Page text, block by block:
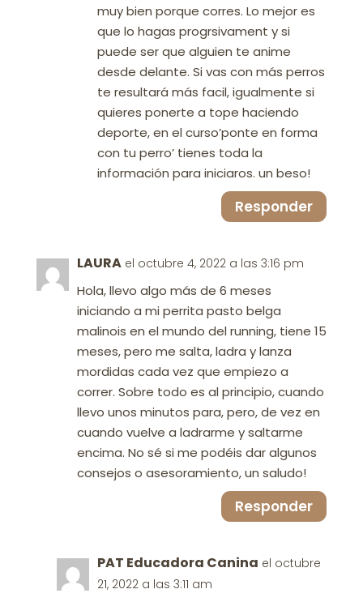
muy bien porque corres. Lo mejor es
que lo hagas progrsivament y si
puede ser que alguien te anime
desde delante. Si vas con más perros
te resultará más facil, igualmente si
quieres ponerte a tope haciendo
deporte, en el curso’ponte en forma
con tu perro’ tienes toda la
información para iniciaros. un beso!
Responder
LAURA el octubre 4, 2022 a las 3:16 pm
Hola, llevo algo más de 6 meses
iniciando a mi perrita pasto belga
malinois en el mundo del running, tiene 15
meses, pero me salta, ladra y lanza
mordidas cada vez que empiezo a
correr. Sobre todo es al principio, cuando
llevo unos minutos para, pero, de vez en
cuando vuelve a ladrarme y saltarme
encima. No sé si me podéis dar algunos
consejos o asesoramiento, un saludo!
Responder
PAT Educadora Canina el octubre
21, 2022 a las 3:11 am